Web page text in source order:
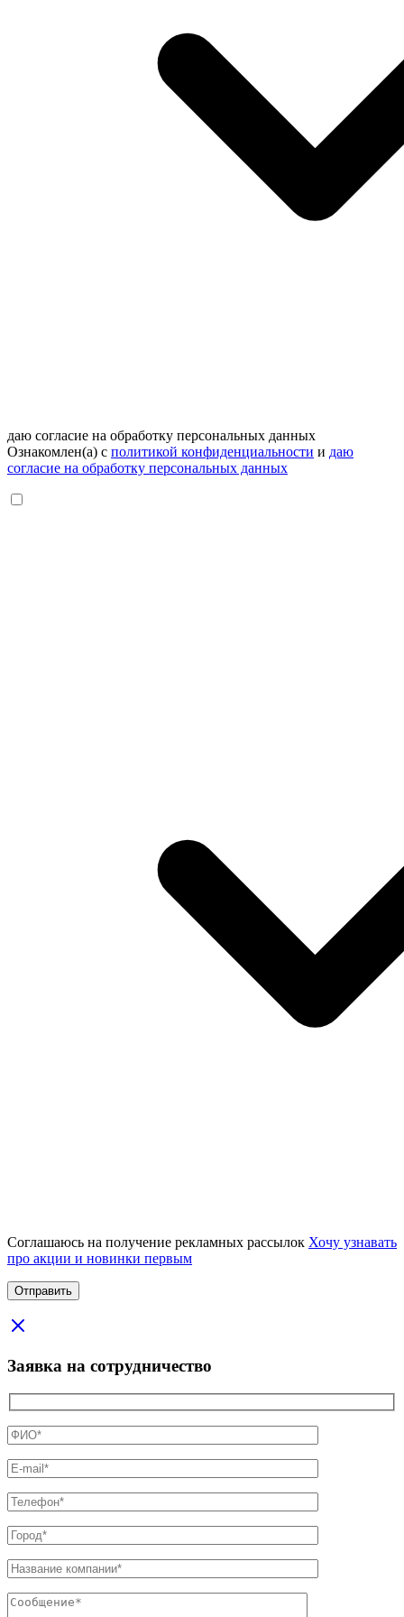
даю согласие на обработку персональных данных
Ознакомлен(а) с политикой конфиденциальности и даю
согласие на обработку персональных данных
Соглашаюсь на получение рекламных рассылок Хочу узнавать
про акции и новинки первым
Заявка на сотрудничество